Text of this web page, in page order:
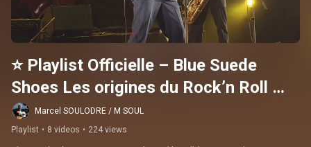
⭐ Playlist Officielle – Blue Suede
Shoes Les origines du Rock’n Roll
(1946–1959) Extraits du spectacle de
M.SOUL
Marcel SOULODRE / M SOUL
Playlist • 8 videos • 224 views